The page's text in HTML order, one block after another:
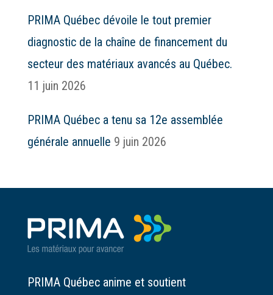
PRIMA Québec dévoile le tout premier
diagnostic de la chaîne de financement du
secteur des matériaux avancés au Québec.
11 juin 2026
PRIMA Québec a tenu sa 12e assemblée
générale annuelle 9 juin 2026
PRIMA Québec anime et soutient